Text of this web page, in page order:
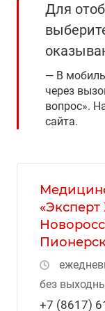
Для
В
через
вопрос».
сайта.
«Эксперт
без
+7 (8617)